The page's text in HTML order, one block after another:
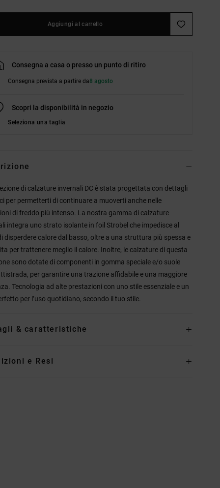
Aggiungi al carrello
Consegna a casa o presso un punto di ritiro
Consegna prevista a partire da8 agosto
Scopri la disponibilità in negozio
Seleziona una taglia
di calzature invernali DC è stata progettata con dettagli
per permetterti di continuare a muoverti anche nelle
di freddo più intenso. La nostra gamma di calzature
integra uno strato isolante in foil Strobel che impedisce al
disperdere calore dal basso, oltre a una struttura più spessa e
per trattenere meglio il calore. Inoltre, le calzature di questa
sono dotate di componenti in gomma speciale e/o suole
per garantire una trazione affidabile e una maggiore
Tecnologia ad alte prestazioni con uno stile essenziale e un
per l’uso quotidiano, secondo il tuo stile.
& caratteristiche
e Resi